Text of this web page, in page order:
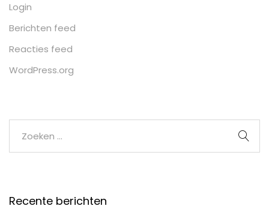
Login
Berichten feed
Reacties feed
WordPress.org
Recente berichten